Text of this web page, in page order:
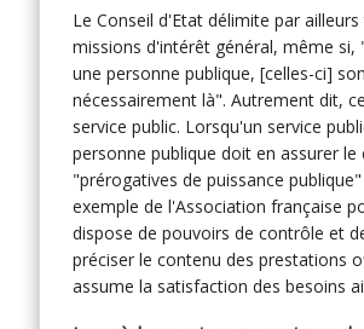
Le Conseil d'Etat délimite par
missions d'intérêt général, même
une personne publique, [celles-ci]
nécessairement là". Autrement dit,
service public. Lorsqu'un service
personne publique doit en assurer
"prérogatives de puissance
exemple de l'Association française
dispose de pouvoirs de contrôle et
préciser le contenu des prestations
assume la satisfaction des besoins